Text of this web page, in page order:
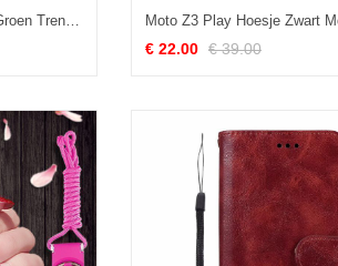
Moto Z3 Play Hoesje Zacht Groen Trend, Moto Z3 Play Hoesje All Inclusive Hoes
€ 22.00 € 39.00